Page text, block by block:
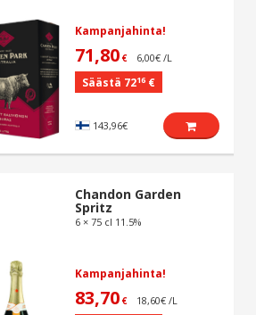
Kampanjahinta!
71,80 € 6,00€ /L
Säästä 7216 €
143,96€
Chandon Garden
Spritz
6 × 75 cl 11.5%
Kampanjahinta!
83,70 € 18,60€ /L